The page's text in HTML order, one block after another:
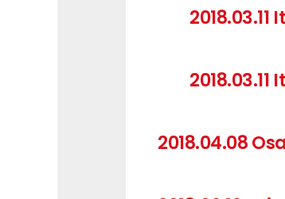
2018.04.08